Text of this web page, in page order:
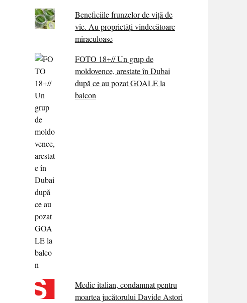
Beneficiile frunzelor de viță de
vie. Au proprietăţi vindecătoare
miraculoase
FOTO 18+// Un grup de
moldovence, arestate în Dubai
după ce au pozat GOALE la
balcon
Medic italian, condamnat pentru
moartea jucătorului Davide Astori